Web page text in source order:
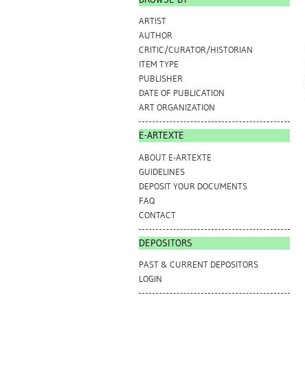
ARTIST
AUTHOR
CRITIC/CURATOR/HISTORIAN
ITEM TYPE
PUBLISHER
DATE OF PUBLICATION
ART ORGANIZATION
E-ARTEXTE
ABOUT E-ARTEXTE
GUIDELINES
DEPOSIT YOUR DOCUMENTS
FAQ
CONTACT
DEPOSITORS
PAST & CURRENT DEPOSITORS
LOGIN